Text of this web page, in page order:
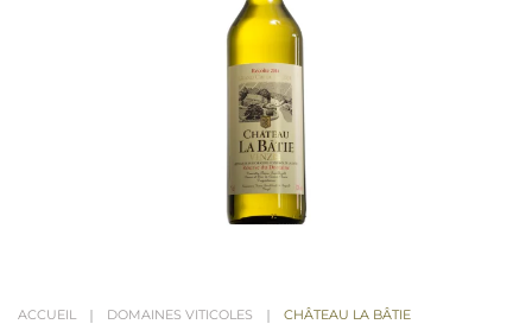
ACCUEIL DOMAINES VITICOLES CHÂTEAU LA BÂTIE